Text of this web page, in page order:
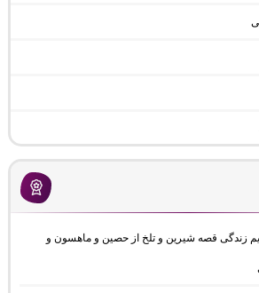
زندگی قصه شیرین و تلخ از حصین و ماهسون و